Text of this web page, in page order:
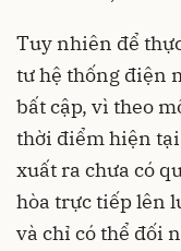
Tuy nhiên để
tư hệ thống điện
bất cập, vì theo
thời điểm hiện
xuất ra chưa có
hòa trực tiếp lên
và chỉ có thể đối